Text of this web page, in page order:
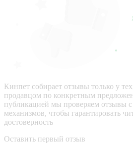
Кинпет собирает отзывы только у
продавцом по конкретным
публикацией мы проверяем отзывы
механизмов, чтобы гарантировать
достоверность
Оставить первый отзыв